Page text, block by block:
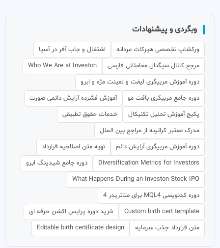
وبگردی و پیشنهادات
ورکشاپ تخصصی هیرکات مردانه
اشتغال و جاب آفر در آسیا
مرجع کانال سیگنال معاملاتی فارسی
Who We Are at Investon
دوره آموزش مربیگری لیفت و لمینت مژه و ابرو
دوره جامع مربیگری بافت مو
آموزش فشرده آرایش دائمی صورت
پکیج آموزش تحلیل تکنیکال
خدمات حقوق تطبیقی
مدرک معتبر کراتینه از مراجع بین الملل
دوره آموزش مربیگری آرایش دائم
تهیه متن اصلاحیه قرارداد
Diversification Metrics for Investors
دوره جامع شیدینگ ابرو
What Happens During an Investon Stock IPO
دوره کدنویسی MQL4 برای متاتریدر 4
Custom birth cert template
خرید دوره پرایس اکشن حرفه ای
متن قرارداد جذب سرمایه
Editable birth certificate design